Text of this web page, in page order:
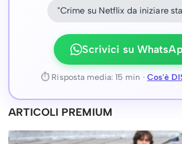
"Crime su Netflix da iniziare
Scrivici su
⏱ Risposta media: 15 min · Cos'è
ARTICOLI PREMIUM